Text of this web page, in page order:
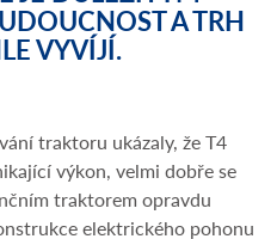
A TRH
VYVÍJÍ.
traktoru ukázaly, že T4
výkon, velmi dobře se
traktorem opravdu
elektrického pohonu